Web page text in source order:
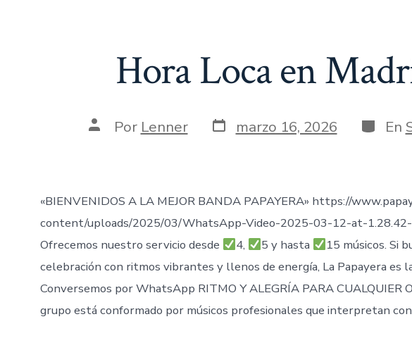
Hora Loca en
AutorPor Lenner Fecha
de
marzo 16, 2026 En
«BIENVENIDOS A LA MEJOR BANDA PAPAYERA» https://
content/uploads/2025/03/WhatsApp-Video-2025-03-12-at-
Ofrecemos nuestro servicio desde
4, 5 y hasta
15 músicos. Si
celebración con ritmos vibrantes y llenos de energía, La Papayera es
Conversemos por WhatsApp RITMO Y ALEGRÍA PARA CUALQUIER
grupo está conformado por músicos profesionales que interpretan